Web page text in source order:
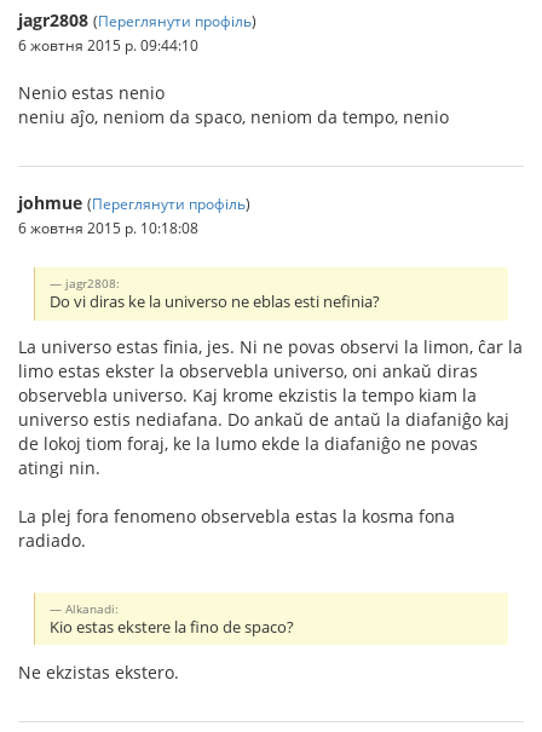
jagr2808 (Переглянути профіль)
6 жовтня 2015 р. 09:44:10
Nenio estas nenio
neniu aĵo, neniom da spaco, neniom da tempo, nenio
johmue (Переглянути профіль)
6 жовтня 2015 р. 10:18:08
jagr2808:
Do vi diras ke la universo ne eblas esti nefinia?
La universo estas finia, jes. Ni ne povas observi la limon, ĉar la
limo estas ekster la observebla universo, oni ankaŭ diras
observebla universo. Kaj krome ekzistis la tempo kiam la
universo estis nediafana. Do ankaŭ de antaŭ la diafaniĝo kaj
de lokoj tiom foraj, ke la lumo ekde la diafaniĝo ne povas
atingi nin.
La plej fora fenomeno observebla estas la kosma fona
radiado.
Alkanadi:
Kio estas ekstere la fino de spaco?
Ne ekzistas ekstero.